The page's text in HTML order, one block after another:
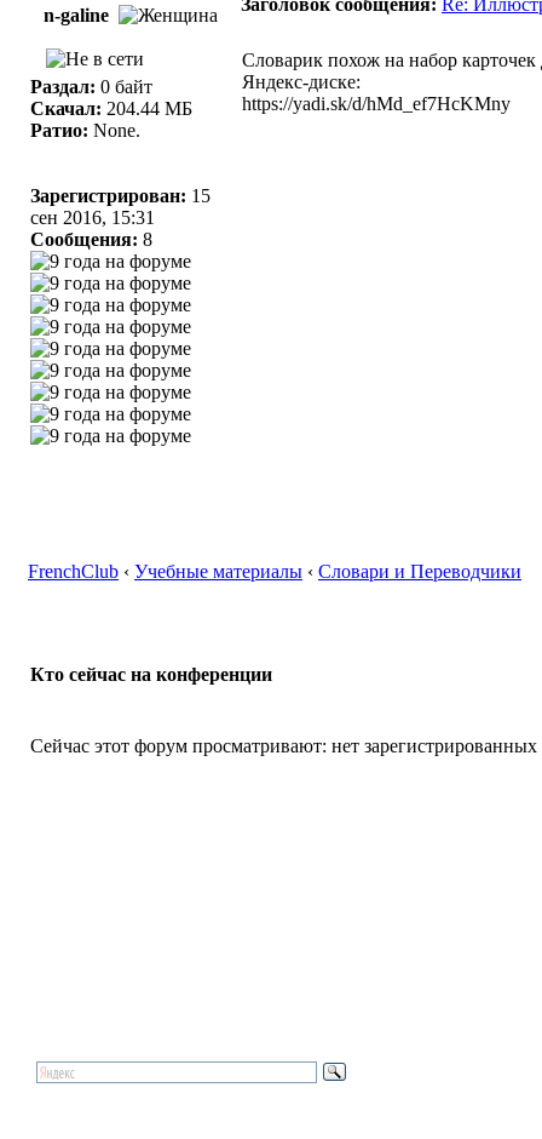
n-galine
Раздал: 0 байт
Скачал: 204.44 МБ
Ратио: None.
Зарегистрирован: 15
сен 2016, 15:31
Сообщения: 8
Словарик похож на набор
Яндекс-диске:
https://yadi.sk/d/hMd_ef7HcKMny
FrenchClub ‹ Учебные материалы ‹ Словари и Переводчики
Кто сейчас на конференции
Сейчас этот форум просматривают: нет зарегистрированных